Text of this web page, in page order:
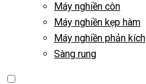
Máy nghiền côn
Máy nghiền kẹp hàm
Máy nghiền phản kích
Sàng rung